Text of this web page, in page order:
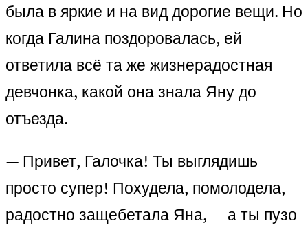
была в яркие и на вид дорогие вещи. Но
когда Галина поздоровалась, ей
ответила всё та же жизнерадостная
девчонка, какой она знала Яну до
отъезда.
— Привет, Галочка! Ты выглядишь
просто супер! Похудела, помолодела, —
радостно защебетала Яна, — а ты пузо